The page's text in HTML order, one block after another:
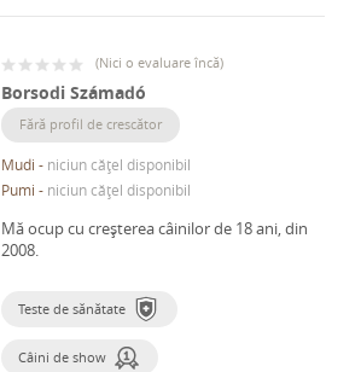
(Nici o evaluare încă)
Borsodi Számadó
Fără profil de crescător
Mudi - niciun cățel disponibil
Pumi - niciun cățel disponibil
Mă ocup cu creșterea câinilor de 18 ani, din
2008.
Teste de sănătate
Câini de show